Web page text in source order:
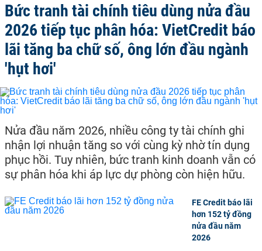
Bức tranh tài chính tiêu dùng nửa đầu
2026 tiếp tục phân hóa: VietCredit báo
lãi tăng ba chữ số, ông lớn đầu ngành
'hụt hơi'
Nửa đầu năm 2026, nhiều công ty tài chính ghi
nhận lợi nhuận tăng so với cùng kỳ nhờ tín dụng
phục hồi. Tuy nhiên, bức tranh kinh doanh vẫn có
sự phân hóa khi áp lực dự phòng còn hiện hữu.
FE Credit báo lãi
hơn 152 tỷ đồng
nửa đầu năm
2026